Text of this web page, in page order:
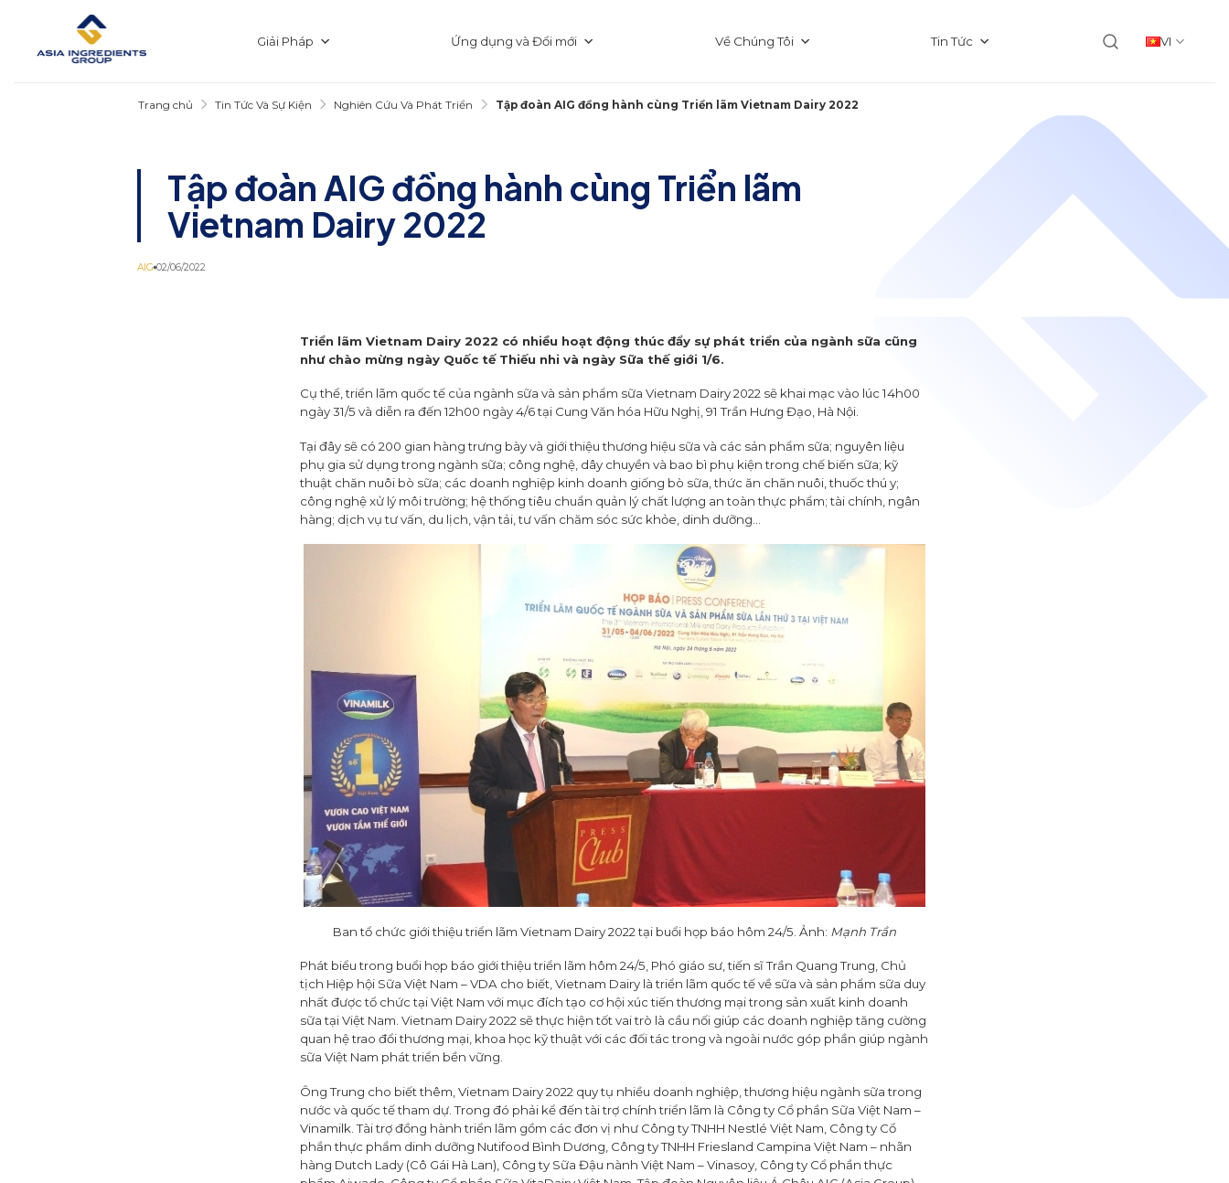
Giải Pháp Ứng dụng và Đổi mới Về Chúng Tôi Tin Tức VI
Trang chủ Tin Tức Và Sự Kiện Nghiên Cứu Và Phát Triển Tập đoàn AIG đồng hành cùng Triển lãm Vietnam Dairy 2022
Tập đoàn AIG đồng hành cùng Triển lãm
Vietnam Dairy 2022
AIG 02/06/2022
Triển lãm Vietnam Dairy 2022 có nhiều hoạt động thúc đẩy sự phát triển của ngành sữa cũng
như chào mừng ngày Quốc tế Thiếu nhi và ngày Sữa thế giới 1/6.
Cụ thể, triển lãm quốc tế của ngành sữa và sản phẩm sữa Vietnam Dairy 2022 sẽ khai mạc vào lúc 14h00
ngày 31/5 và diễn ra đến 12h00 ngày 4/6 tại Cung Văn hóa Hữu Nghị, 91 Trần Hưng Đạo, Hà Nội.
Tại đây sẽ có 200 gian hàng trưng bày và giới thiệu thương hiệu sữa và các sản phẩm sữa; nguyên liệu
phụ gia sử dụng trong ngành sữa; công nghệ, dây chuyền và bao bì phụ kiện trong chế biến sữa; kỹ
thuật chăn nuôi bò sữa; các doanh nghiệp kinh doanh giống bò sữa, thức ăn chăn nuôi, thuốc thú y;
công nghệ xử lý môi trường; hệ thống tiêu chuẩn quản lý chất lượng an toàn thực phẩm; tài chính, ngân
hàng; dịch vụ tư vấn, du lịch, vận tải, tư vấn chăm sóc sức khỏe, dinh dưỡng…
Ban tổ chức giới thiệu triển lãm Vietnam Dairy 2022 tại buổi họp báo hôm 24/5. Ảnh: Mạnh Trần
Phát biểu trong buổi họp báo giới thiệu triển lãm hôm 24/5, Phó giáo sư, tiến sĩ Trần Quang Trung, Chủ
tịch Hiệp hội Sữa Việt Nam – VDA cho biết, Vietnam Dairy là triển lãm quốc tế về sữa và sản phẩm sữa duy
nhất được tổ chức tại Việt Nam với mục đích tạo cơ hội xúc tiến thương mại trong sản xuất kinh doanh
sữa tại Việt Nam. Vietnam Dairy 2022 sẽ thực hiện tốt vai trò là cầu nối giúp các doanh nghiệp tăng cường
quan hệ trao đổi thương mại, khoa học kỹ thuật với các đối tác trong và ngoài nước góp phần giúp ngành
sữa Việt Nam phát triển bền vững.
Ông Trung cho biết thêm, Vietnam Dairy 2022 quy tụ nhiều doanh nghiệp, thương hiệu ngành sữa trong
nước và quốc tế tham dự. Trong đó phải kể đến tài trợ chính triển lãm là Công ty Cổ phần Sữa Việt Nam –
Vinamilk. Tài trợ đồng hành triển lãm gồm các đơn vị như Công ty TNHH Nestlé Việt Nam, Công ty Cổ
phần thực phẩm dinh dưỡng Nutifood Bình Dương, Công ty TNHH Friesland Campina Việt Nam – nhãn
hàng Dutch Lady (Cô Gái Hà Lan), Công ty Sữa Đậu nành Việt Nam – Vinasoy, Công ty Cổ phần thực